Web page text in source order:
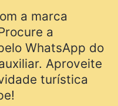
a marca
a
WhatsApp do
Aproveite
turística